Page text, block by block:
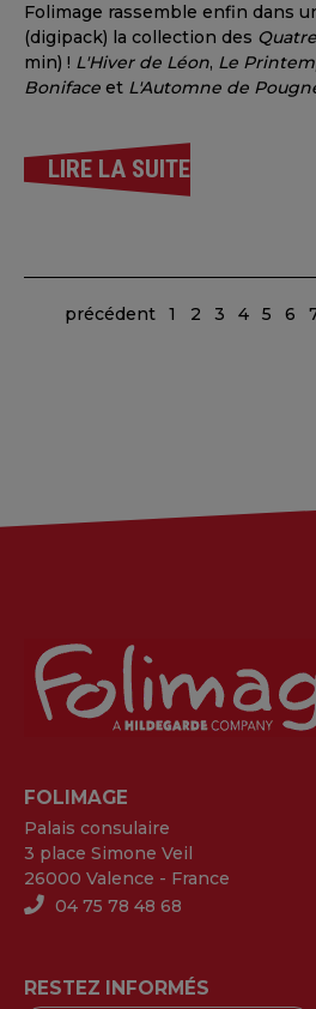
Folimage rassemble enfin dans
(digipack) la collection des
min) ! L'Hiver de Léon, Le
Boniface et L'Automne de
LIRE LA SUITE
précédent 1 2 3 4 5 6
FOLIMAGE
Palais consulaire
3 place Simone Veil
26000 Valence - France
04 75 78 48 68
RESTEZ INFORMÉS